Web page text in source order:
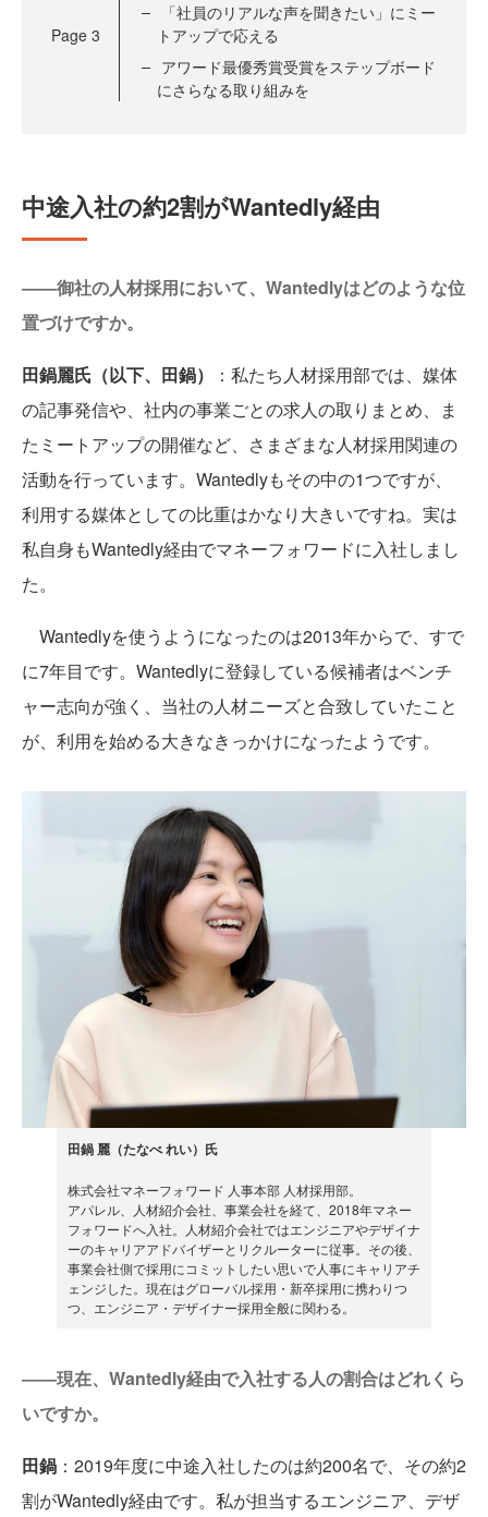
Page 3
「社員のリアルな声を聞きたい」にミー
トアップで応える
アワード最優秀賞受賞をステップボード
にさらなる取り組みを
中途入社の約2割がWantedly経由
――御社の人材採用において、Wantedlyはどのような位
置づけですか。
田鍋麗氏（以下、田鍋）
：私たち人材採用部では、媒体
の記事発信や、社内の事業ごとの求人の取りまとめ、ま
たミートアップの開催など、さまざまな人材採用関連の
活動を行っています。Wantedlyもその中の1つですが、
利用する媒体としての比重はかなり大きいですね。実は
私自身もWantedly経由でマネーフォワードに入社しまし
た。
Wantedlyを使うようになったのは2013年からで、すで
に7年目です。Wantedlyに登録している候補者はベンチ
ャー志向が強く、当社の人材ニーズと合致していたこと
が、利用を始める大きなきっかけになったようです。
田鍋 麗（たなべ れい）氏
株式会社マネーフォワード 人事本部 人材採用部。
アパレル、人材紹介会社、事業会社を経て、2018年マネー
フォワードへ入社。人材紹介会社ではエンジニアやデザイナ
ーのキャリアアドバイザーとリクルーターに従事。その後、
事業会社側で採用にコミットしたい思いで人事にキャリアチ
ェンジした。現在はグローバル採用・新卒採用に携わりつ
つ、エンジニア・デザイナー採用全般に関わる。
――現在、Wantedly経由で入社する人の割合はどれくら
いですか。
田鍋 ：2019年度に中途入社したのは約200名で、その約2
割がWantedly経由です。私が担当するエンジニア、デザ